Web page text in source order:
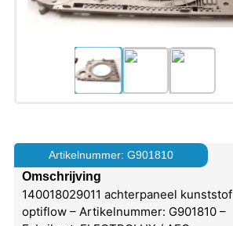
Artikelnummer: G901810
Omschrijving
140018029011 achterpaneel kunststof
optiflow – Artikelnummer: G901810 –